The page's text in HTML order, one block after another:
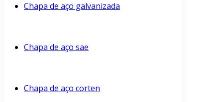
Chapa de aço galvanizada
Chapa de aço sae
Chapa de aço corten